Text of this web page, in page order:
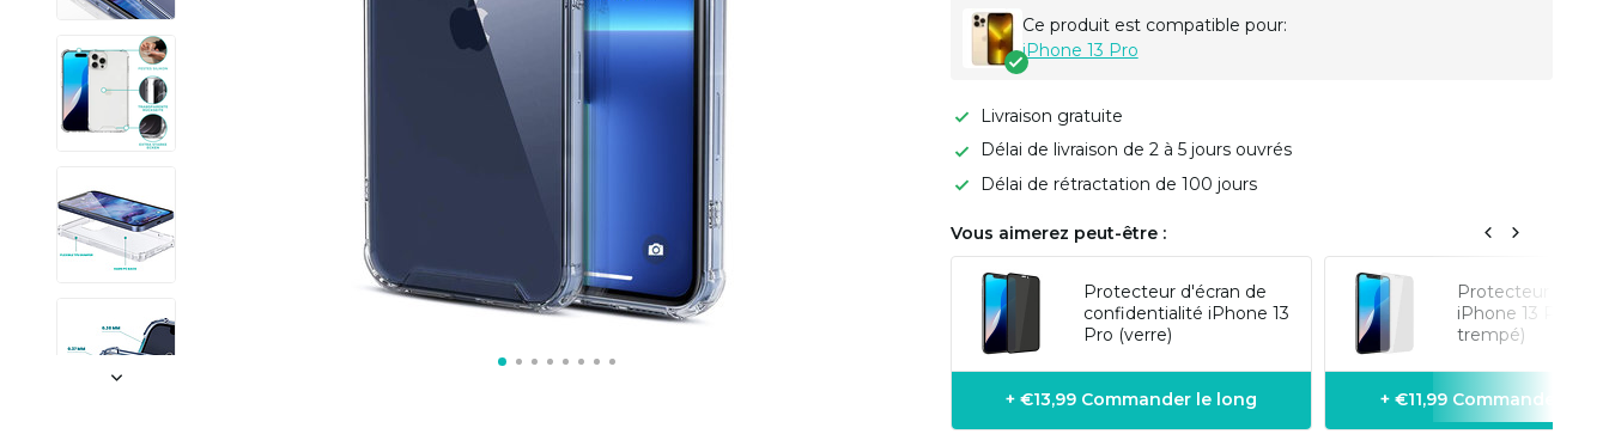
Ce produit est compatible pour:
iPhone 13 Pro
Livraison gratuite
Délai de livraison de 2 à 5 jours ouvrés
Délai de rétractation de 100 jours
Vous aimerez peut-être :
Protecteur d'écran de
confidentialité iPhone 13
Pro (verre)
+ €13,99 Commander le long
Protecteur
iPhone 13 Pro
trempé)
+ €11,99 Commander le